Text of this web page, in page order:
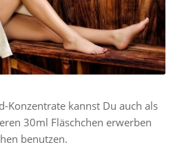
Konzentrate kannst Du auch als
30ml Fläschchen erwerben
benutzen.